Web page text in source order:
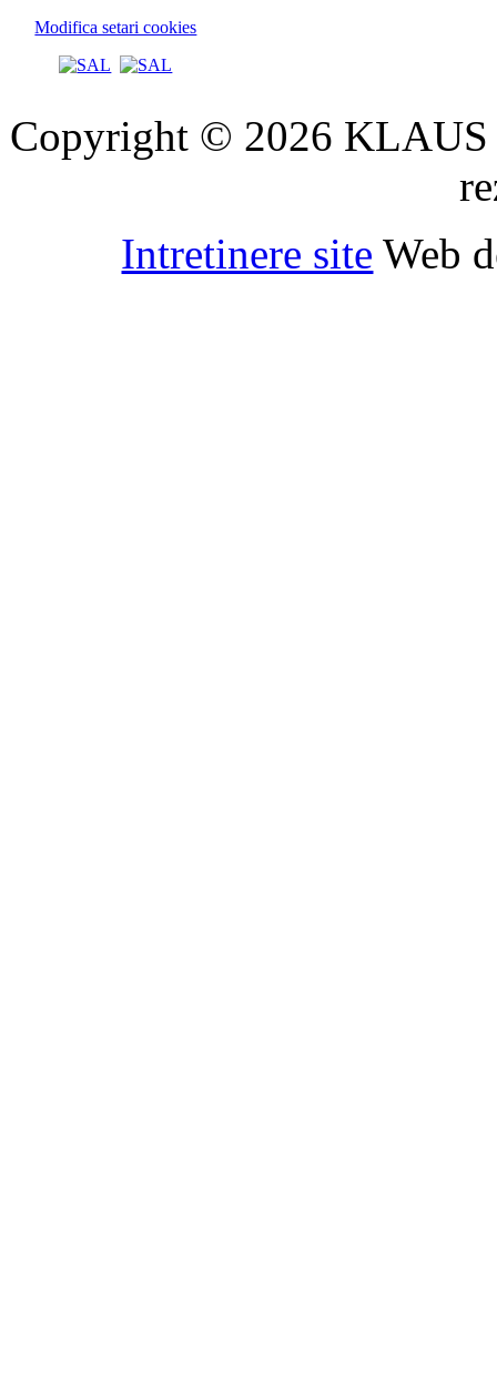
Modifica setari cookies
Copyright © 2026 KLAUS
Intretinere site Web